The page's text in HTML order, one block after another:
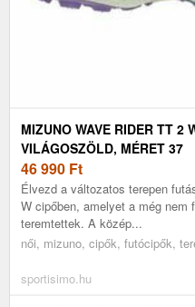
MIZUNO WAVE RIDER TT 2
VILÁGOSZÖLD, MÉRET 37
46 990 Ft
Élvezd a változatos terepen
W cipőben, amelyet a még
teremtettek. A közép...
női, mizuno, cipők, futócipők,
sportisimo.hu